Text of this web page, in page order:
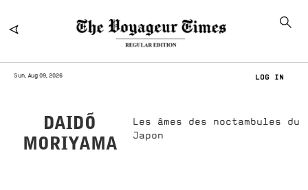
Sun, Aug 09, 2026 LOG IN
DAIDÕ
MORIYAMA
Les âmes des noctambules du
Japon